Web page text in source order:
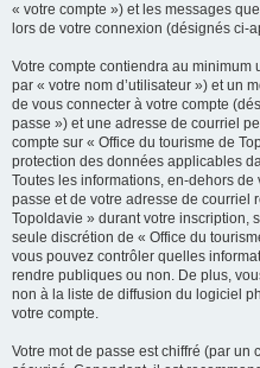
« votre compte ») et les messages
lors de votre connexion (désignés ci-
Votre compte contiendra au
par « votre nom d’utilisateur ») et un
de vous connecter à votre compte
passe ») et une adresse de courriel
compte sur « Office du tourisme de
protection des données applicables
Toutes les informations, en-dehors de
passe et de votre adresse de courriel
Topoldavie » durant votre inscription,
seule discrétion de « Office du
vous pouvez contrôler quelles
rendre publiques ou non. De plus,
non à la liste de diffusion du logiciel
votre compte.
Votre mot de passe est chiffré (par un